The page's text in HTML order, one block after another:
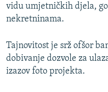
vidu umjetničkih djela,
nekretninama.
Tajnovitost je srž ofšor
dobivanje dozvole za
izazov foto projekta.